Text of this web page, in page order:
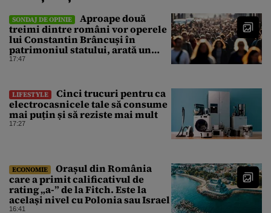
SONDAJ DE OPINIE
Aproape două
treimi dintre români vor operele
lui Constantin Brâncuși în
patrimoniul statului, arată un
sondaj
17:47
LIFESTYLE
Cinci trucuri pentru ca
electrocasnicele tale să consume
mai puțin și să reziste mai mult
17:27
ECONOMIE
Orașul din România
care a primit calificativul de
rating „a-” de la Fitch. Este la
același nivel cu Polonia sau Israel
16:41